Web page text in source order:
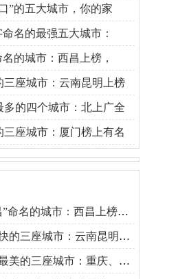
”的五大城市，你的家
名的最强五大城市：
的城市：西昌上榜，
三座城市：云南昆明上榜
多的四个城市：北上广全
三座城市：厦门榜上有名
命名的城市：西昌上榜，南
三座城市：云南昆明上榜，
的三座城市：重庆、上海和